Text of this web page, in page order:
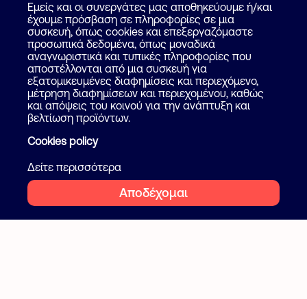
Πως λειτουργεί Βοήθεια
Επικοινωνία Ψάξε επαγγελματία
Blog
2026 Flatcake. All rights reserved
Όροι και προϋποθέσεις
Ιδιωτικότητα
Cookies
Ακολουθήστε μας
Εμείς και οι συνεργάτες μας αποθηκεύουμε ή/και
έχουμε πρόσβαση σε πληροφορίες σε μια
συσκευή, όπως cookies και επεξεργαζόμαστε
προσωπικά δεδομένα, όπως μοναδικά
αναγνωριστικά και τυπικές πληροφορίες που
αποστέλλονται από μια συσκευή για
εξατομικευμένες διαφημίσεις και περιεχόμενο,
μέτρηση διαφημίσεων και περιεχομένου, καθώς
και απόψεις του κοινού για την ανάπτυξη και
βελτίωση προϊόντων.
Cookies policy
Δείτε περισσότερα
Αποδέχομαι